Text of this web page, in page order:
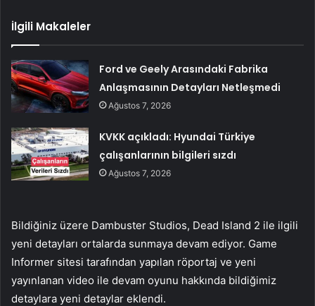
İlgili Makaleler
Ford ve Geely Arasındaki Fabrika
Anlaşmasının Detayları Netleşmedi
Ağustos 7, 2026
KVKK açıkladı: Hyundai Türkiye
çalışanlarının bilgileri sızdı
Ağustos 7, 2026
Bildiğiniz üzere Dambuster Studios, Dead Island 2 ile ilgili
yeni detayları ortalarda sunmaya devam ediyor. Game
Informer sitesi tarafından yapılan röportaj ve yeni
yayınlanan video ile devam oyunu hakkında bildiğimiz
detaylara yeni detaylar eklendi.